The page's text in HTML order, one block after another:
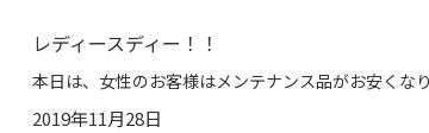
レディースディー！！
2019年11月28日